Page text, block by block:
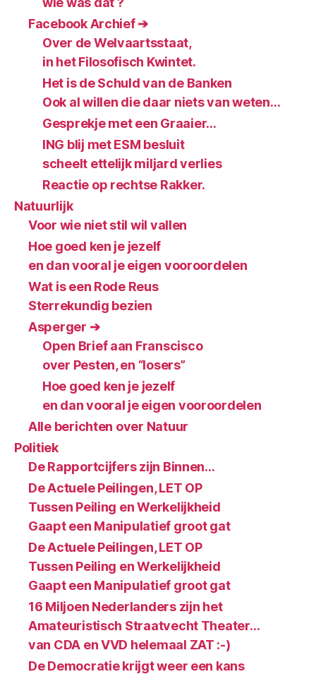
Facebook Archief ➔
Over de Welvaartsstaat,
in het Filosofisch Kwintet.
Het is de Schuld van de Banken
Ook al willen die daar niets van weten…
Gesprekje met een Graaier…
ING blij met ESM besluit
scheelt ettelijk miljard verlies
Reactie op rechtse Rakker.
Natuurlijk
Voor wie niet stil wil vallen
Hoe goed ken je jezelf
en dan vooral je eigen vooroordelen
Wat is een Rode Reus
Sterrekundig bezien
Asperger ➔
Open Brief aan Franscisco
over Pesten, en “losers”
Hoe goed ken je jezelf
en dan vooral je eigen vooroordelen
Alle berichten over Natuur
Politiek
De Rapportcijfers zijn Binnen…
De Actuele Peilingen, LET OP
Tussen Peiling en Werkelijkheid
Gaapt een Manipulatief groot gat
De Actuele Peilingen, LET OP
Tussen Peiling en Werkelijkheid
Gaapt een Manipulatief groot gat
16 Miljoen Nederlanders zijn het
Amateuristisch Straatvecht Theater…
van CDA en VVD helemaal ZAT :-)
De Democratie krijgt weer een kans